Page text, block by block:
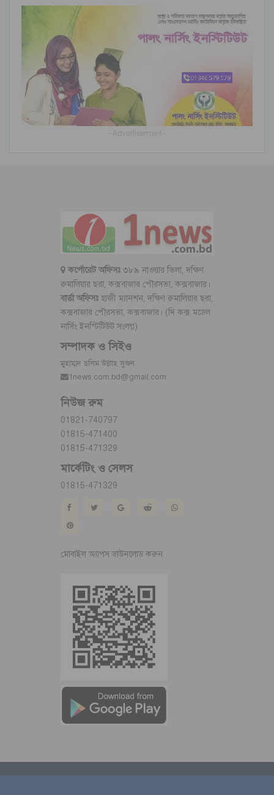
কর্পোরেট অফিসঃ৩৮৯ নাওয়ার ভিলা, দক্ষিণ
রুমালিয়ার ছরা, কক্সবাজার পৌরসভা, কক্সবাজার।
বার্তা অফিসঃ হাজী ম্যানশন, দক্ষিণ রুমালিয়ার ছরা,
কক্সবাজার পৌরসভা, কক্সবাজার। (দি কক্স মডেল
নার্সিং ইনস্টিটিউট সংলগ্ন)
সম্পাদক ও সিইও
মুহাম্মদ ছলিম উল্লাহ সুজন
1news.com.bd@gmail.com
নিউজ রুম
01821-740797
01815-471400
01815-471329
মার্কেটিং ও সেলস
01815-471329
মোবাইল অ্যাপস ডাউনলোড করুন